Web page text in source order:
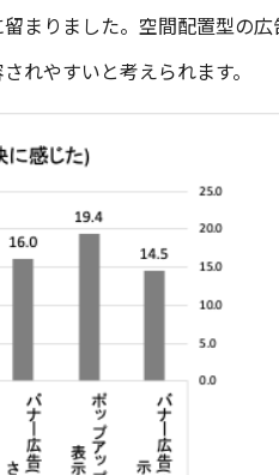
まりました。空間配置型の
れやすいと考えられます。